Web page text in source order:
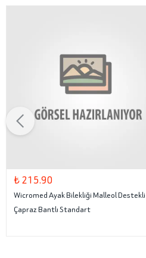
₺ 215.90
Wicromed Ayak Bilekliği Malleol Destekli
Çapraz Bantlı Standart